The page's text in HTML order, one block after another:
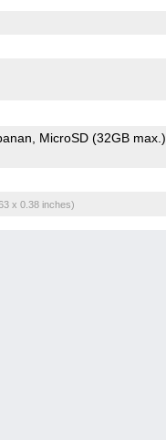
MicroSD (32GB max.)
x 0.38 inches)